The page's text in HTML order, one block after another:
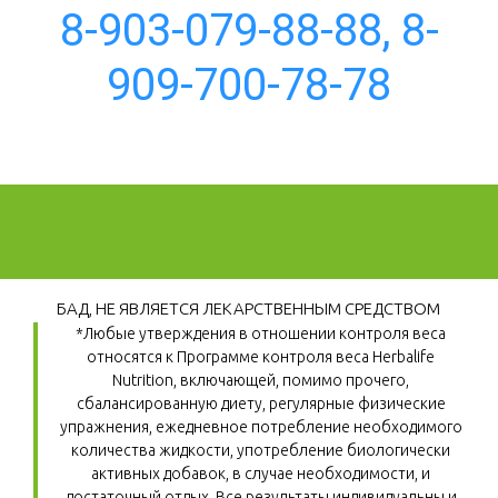
8-903-079-88-88, 8-
909-700-78-78
БАД, НЕ ЯВЛЯЕТСЯ ЛЕКАРСТВЕННЫМ СРЕДСТВОМ
*Любые утверждения в отношении контроля веса
относятся к Программе контроля веса Herbalife
Nutrition, включающей, помимо прочего,
сбалансированную диету, регулярные физические
упражнения, ежедневное потребление необходимого
количества жидкости, употребление биологически
активных добавок, в случае необходимости, и